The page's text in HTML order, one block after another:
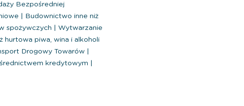
Bezpośredniej
Budownictwo inne niż
spożywczych
Wytwarzanie
hurtowa piwa, wina i alkoholi
Drogowy Towarów
kredytowym